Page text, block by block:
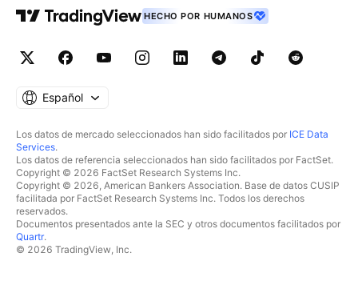
HECHO POR HUMANOS
Español
Los datos de mercado seleccionados han sido facilitados por ICE Data
Services.
Los datos de referencia seleccionados han sido facilitados por FactSet.
Copyright © 2026 FactSet Research Systems Inc.
Copyright © 2026, American Bankers Association. Base de datos CUSIP
facilitada por FactSet Research Systems Inc. Todos los derechos
reservados.
Documentos presentados ante la SEC y otros documentos facilitados por
Quartr.
© 2026 TradingView, Inc.